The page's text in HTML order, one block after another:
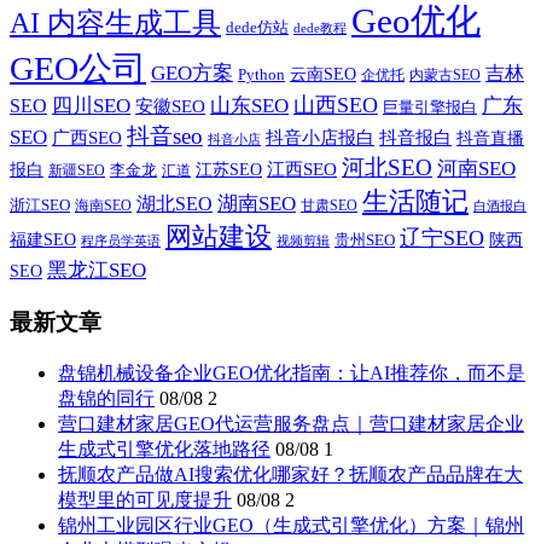
AI 内容生成工具 dede仿站 dede教程 Geo优化
GEO公司 GEO方案 Python 云南SEO 企优托 内蒙古SEO 吉林
SEO 四川SEO 安徽SEO 山东SEO 山西SEO 巨量引擎报白 广东
SEO 广西SEO 抖音seo 抖音小店 抖音小店报白 抖音报白 抖音直播
报白 新疆SEO 李金龙 汇道 江苏SEO 江西SEO 河北SEO 河南SEO
浙江SEO 海南SEO 湖北SEO 湖南SEO 甘肃SEO 生活随记 白酒报白
福建SEO 程序员学英语 网站建设 视频剪辑 贵州SEO 辽宁SEO 陕西
SEO 黑龙江SEO
最新文章
盘锦机械设备企业GEO优化指南：让AI推荐你，而不是
盘锦的同行 08/08 2
营口建材家居GEO代运营服务盘点｜营口建材家居企业
生成式引擎优化落地路径 08/08 1
抚顺农产品做AI搜索优化哪家好？抚顺农产品品牌在大
模型里的可见度提升 08/08 2
锦州工业园区行业GEO（生成式引擎优化）方案｜锦州